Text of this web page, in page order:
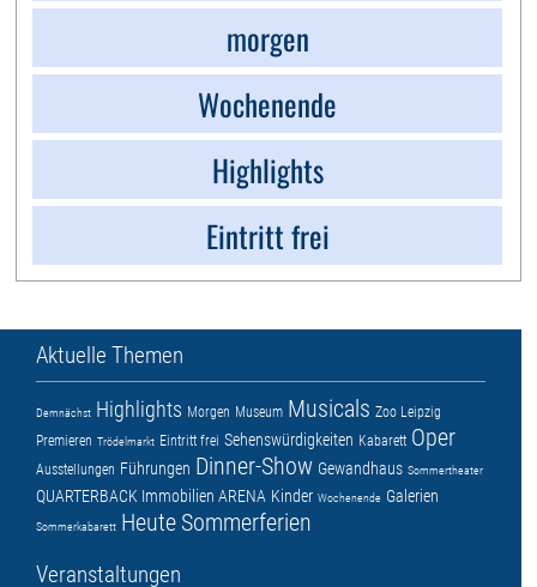
morgen
Wochenende
Highlights
Eintritt frei
Aktuelle Themen
Demnächst Highlights Morgen Museum Musicals Zoo Leipzig
Premieren Trödelmarkt Eintritt frei Sehenswürdigkeiten Kabarett Oper
Ausstellungen Führungen Dinner-Show Gewandhaus Sommertheater
QUARTERBACK Immobilien ARENA Kinder Wochenende Galerien
Sommerkabarett Heute Sommerferien
Veranstaltungen